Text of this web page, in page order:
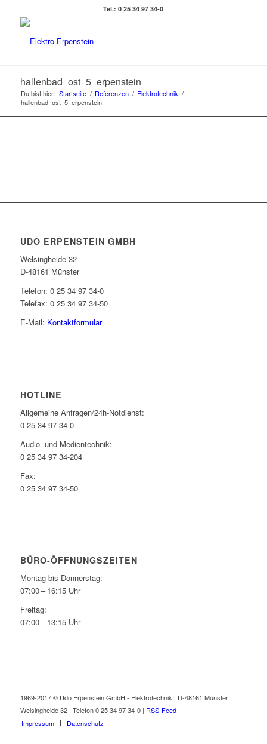
Tel.: 0 25 34 97 34-0
hallenbad_ost_5_erpenstein
Du bist hier: Startseite / Referenzen / Elektrotechnik /
hallenbad_ost_5_erpenstein
UDO ERPENSTEIN GMBH
Welsingheide 32
D-48161 Münster
Telefon: 0 25 34 97 34-0
Telefax: 0 25 34 97 34-50
E-Mail: Kontaktformular
HOTLINE
Allgemeine Anfragen/24h-Notdienst:
0 25 34 97 34-0
Audio- und Medientechnik:
0 25 34 97 34-204
Fax:
0 25 34 97 34-50
BÜRO-ÖFFNUNGSZEITEN
Montag bis Donnerstag:
07:00 – 16:15 Uhr
Freitag:
07:00 – 13:15 Uhr
1969-2017 © Udo Erpenstein GmbH - Elektrotechnik | D-48161 Münster |
Welsingheide 32 | Telefon 0 25 34 97 34-0 | RSS-Feed
Impressum
Datenschutz